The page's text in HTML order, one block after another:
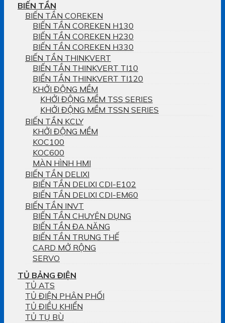
BIẾN TẦN
BIẾN TẦN COREKEN
BIẾN TẦN COREKEN H130
BIẾN TẦN COREKEN H230
BIẾN TẦN COREKEN H330
BIẾN TẦN THINKVERT
BIẾN TẦN THINKVERT TI10
BIẾN TẦN THINKVERT TI120
KHỞI ĐỘNG MỀM
KHỞI ĐỘNG MỀM TSS SERIES
KHỞI ĐỘNG MỀM TSSN SERIES
BIẾN TẦN KCLY
KHỞI ĐỘNG MỀM
KOC100
KOC600
MÀN HÌNH HMI
BIẾN TẦN DELIXI
BIẾN TẦN DELIXI CDI-E102
BIẾN TẦN DELIXI CDI-EM60
BIẾN TẦN INVT
BIẾN TẦN CHUYÊN DỤNG
BIẾN TẦN ĐA NĂNG
BIẾN TẦN TRUNG THẾ
CARD MỞ RỘNG
SERVO
TỦ BẢNG ĐIỆN
TỦ ATS
TỦ ĐIỆN PHÂN PHỐI
TỦ ĐIỀU KHIỂN
TỦ TỤ BÙ